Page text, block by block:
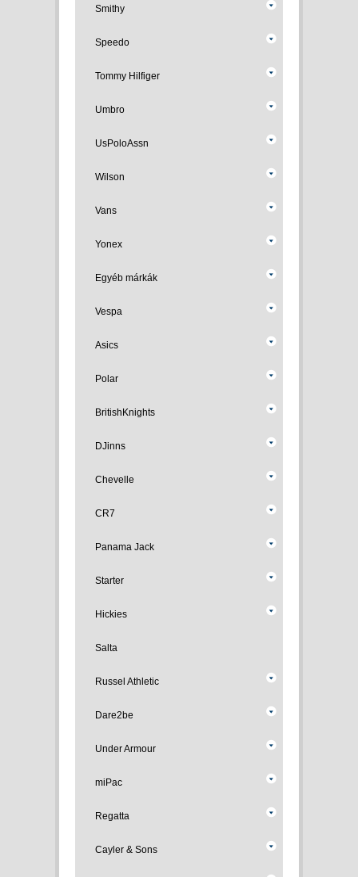
Smithy
Speedo
Tommy Hilfiger
Umbro
UsPoloAssn
Wilson
Vans
Yonex
Egyéb márkák
Vespa
Asics
Polar
BritishKnights
DJinns
Chevelle
CR7
Panama Jack
Starter
Hickies
Salta
Russel Athletic
Dare2be
Under Armour
miPac
Regatta
Cayler & Sons